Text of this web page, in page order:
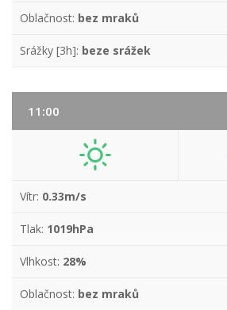
Oblačnost: bez mraků
Srážky [3h]: beze srážek
11:00
Vítr: 0.33m/s
Tlak: 1019hPa
Vlhkost: 28%
Oblačnost: bez mraků